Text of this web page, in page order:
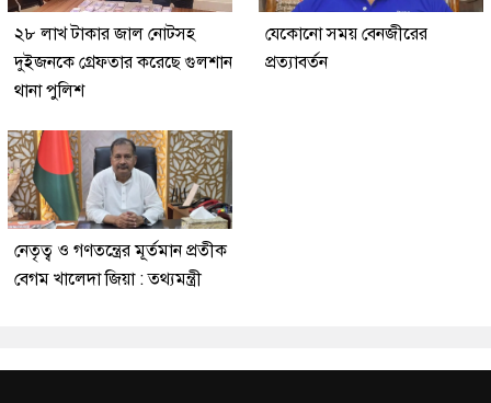
২৮ লাখ টাকার জাল নোটসহ
দুইজনকে গ্রেফতার করেছে গুলশান
থানা পুলিশ
যেকোনো সময় বেনজীরের
প্রত্যাবর্তন
নেতৃত্ব ও গণতন্ত্রের মূর্তমান প্রতীক
বেগম খালেদা জিয়া : তথ্যমন্ত্রী